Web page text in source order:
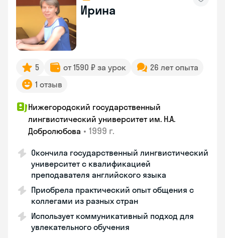
Ирина
5 от 1590 ₽ за урок
26 лет опыта
1 отзыв
Нижегородский государственный
лингвистический университет им. Н.А.
Добролюбова • 1999 г.
Окончила государственный лингвистический
университет с квалификацией
преподавателя английского языка
Приобрела практический опыт общения с
коллегами из разных стран
Использует коммуникативный подход для
увлекательного обучения